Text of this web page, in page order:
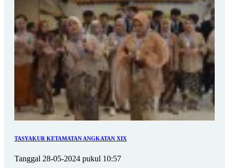
TASYAKUR KETAMATAN ANGKATAN XIX
Tanggal 28-05-2024 pukul 10:57